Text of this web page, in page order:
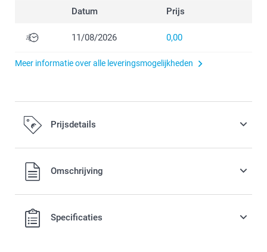
Datum Prijs
11/08/2026 0,00
Meer informatie over alle leveringsmogelijkheden
Prijsdetails
Alle prijzen zijn inclusief BTW
Omschrijving
Specificaties